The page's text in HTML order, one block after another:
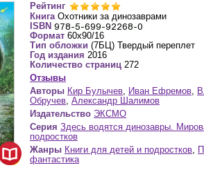
Рейтинг
Книга Охотники за динозаврами
ISBN
Формат 60x90/16
Тип обложки (7БЦ) Твердый переплет
Год издания 2016
Количество страниц 272
Отзывы
Авторы Кир Булычев, Иван Ефремов,
Обручев, Александр Шалимов
Издательство ЭКСМО
Серия Здесь водятся динозавры.
подростков
Жанры Книги для детей и подростков,
фантастика